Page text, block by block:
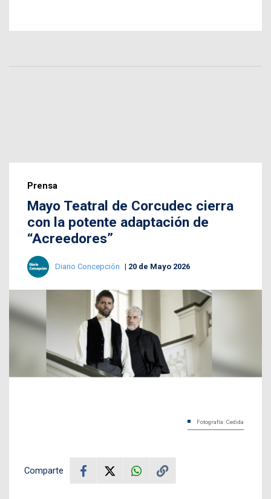
Prensa
Mayo Teatral de Corcudec cierra
con la potente adaptación de
“Acreedores”
Diario Concepción 20 de Mayo 2026
Fotografía: Cedida
Comparte